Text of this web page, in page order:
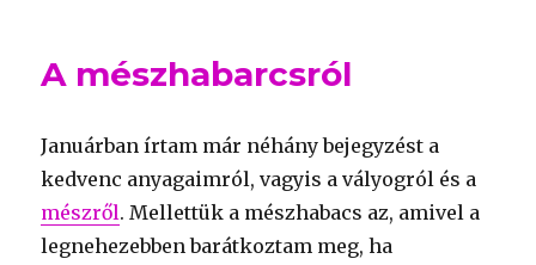
A mészhabarcsról
Januárban írtam már néhány bejegyzést a
kedvenc anyagaimról, vagyis a vályogról és a
mészről. Mellettük a mészhabacs az, amivel a
legnehezebben barátkoztam meg, ha